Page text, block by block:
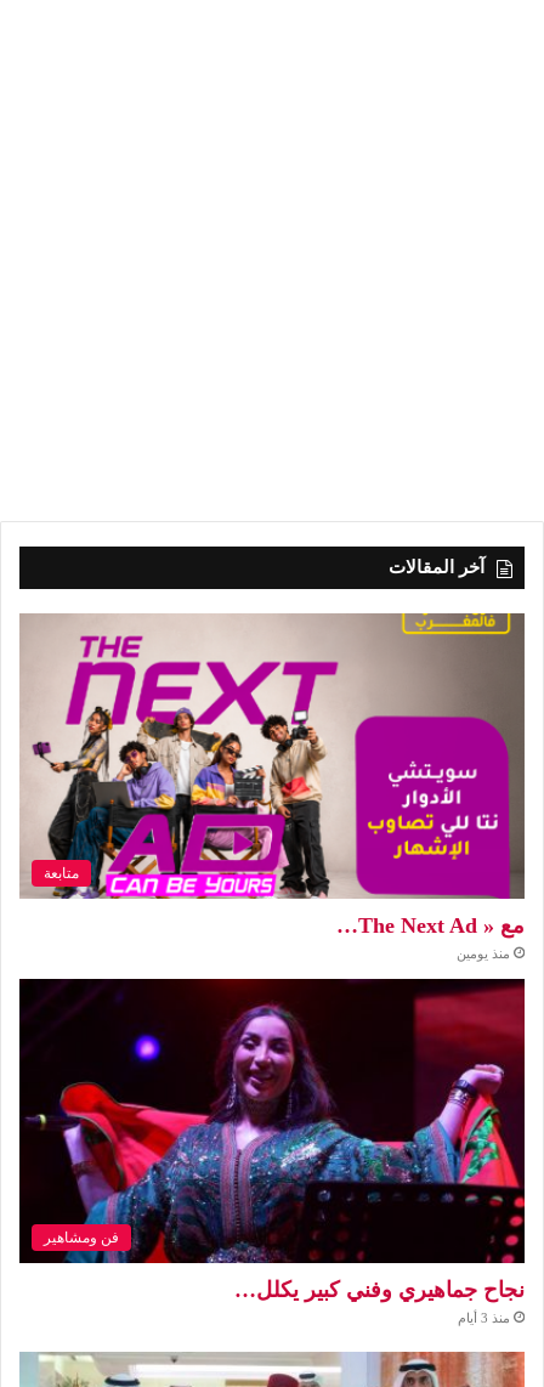
آخر المقالات
متابعة
مع « The Next Ad…
منذ يومين
فن ومشاهير
نجاح جماهيري وفني كبير يكلل…
منذ 3 أيام